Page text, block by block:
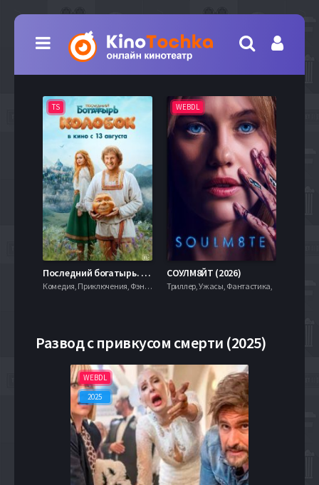
TS
Последний богатырь. Колобок (2026)
Комедия, Приключения, Фэнтези,
WEBDL
СОУЛМ8ЙТ (2026)
Триллер, Ужасы, Фантастика,
Развод с привкусом смерти (2025)
WEBDL
2025